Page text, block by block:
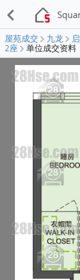
屋苑成交 九龙
2座
单位成交资料